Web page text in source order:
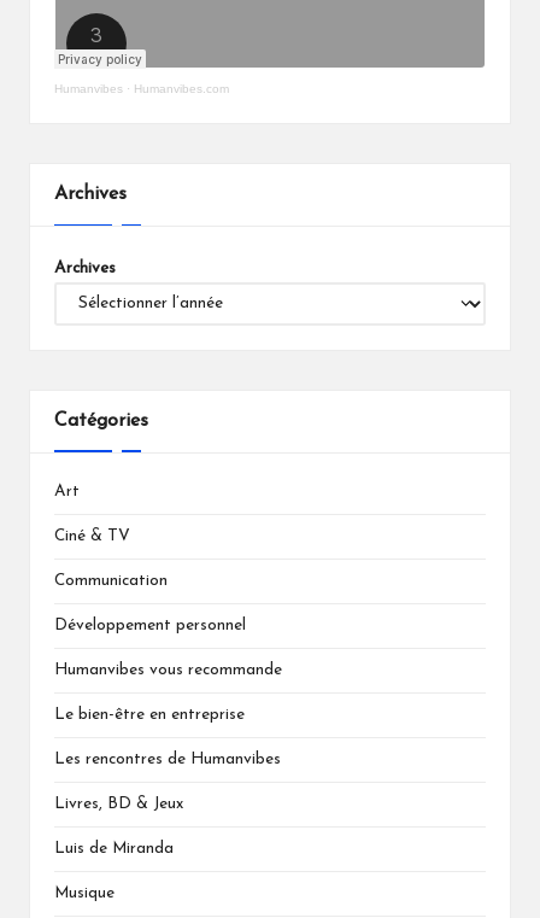
Humanvibes · Humanvibes.com
Archives
Archives
Catégories
Art
Ciné & TV
Communication
Développement personnel
Humanvibes vous recommande
Le bien-être en entreprise
Les rencontres de Humanvibes
Livres, BD & Jeux
Luis de Miranda
Musique